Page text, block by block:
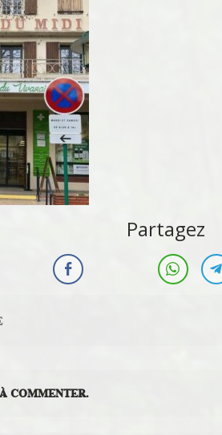
Partagez
COMMENTER.